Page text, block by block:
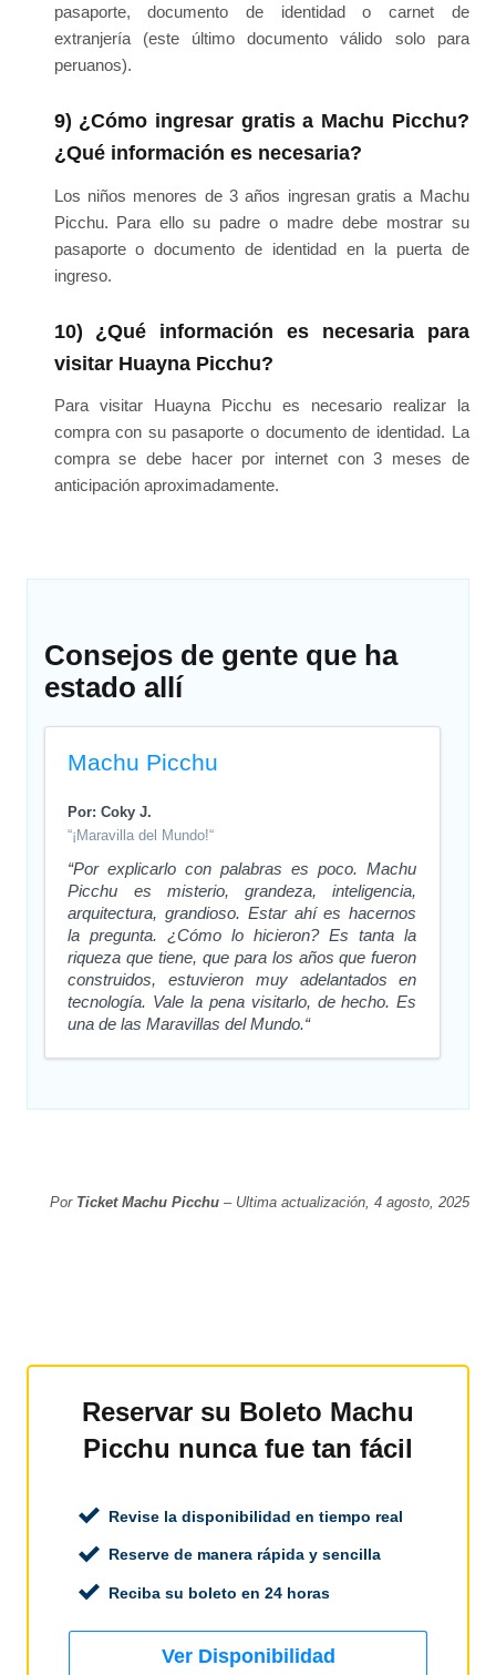
pasaporte, documento de identidad o carnet de
extranjería (este último documento válido solo para
peruanos).
9) ¿Cómo ingresar gratis a Machu Picchu?
¿Qué información es necesaria?
Los niños menores de 3 años ingresan gratis a Machu
Picchu. Para ello su padre o madre debe mostrar su
pasaporte o documento de identidad en la puerta de
ingreso.
10) ¿Qué información es necesaria para
visitar Huayna Picchu?
Para visitar Huayna Picchu es necesario realizar la
compra con su pasaporte o documento de identidad. La
compra se debe hacer por internet con 3 meses de
anticipación aproximadamente.
Consejos de gente que ha
estado allí
Machu Picchu
Por: Coky J.
“¡Maravilla del Mundo!“
“Por explicarlo con palabras es poco. Machu
Picchu es misterio, grandeza, inteligencia,
arquitectura, grandioso. Estar ahí es hacernos
la pregunta. ¿Cómo lo hicieron? Es tanta la
riqueza que tiene, que para los años que fueron
construidos, estuvieron muy adelantados en
tecnología. Vale la pena visitarlo, de hecho. Es
una de las Maravillas del Mundo.“
Por Ticket Machu Picchu– Ultima actualización, 4 agosto, 2025
Reservar su Boleto Machu
Picchu nunca fue tan fácil
Revise la disponibilidad en tiempo real
Reserve de manera rápida y sencilla
Reciba su boleto en 24 horas
Ver Disponibilidad